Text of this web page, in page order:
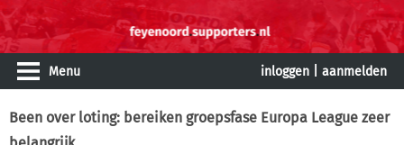
Menu inloggen aanmelden
Been over loting: bereiken groepsfase Europa League zeer